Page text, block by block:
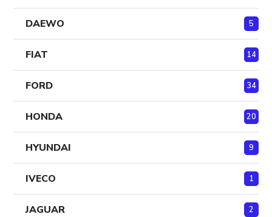
DAEWO 5
FIAT 14
FORD 34
HONDA 20
HYUNDAI 9
IVECO 1
JAGUAR 2